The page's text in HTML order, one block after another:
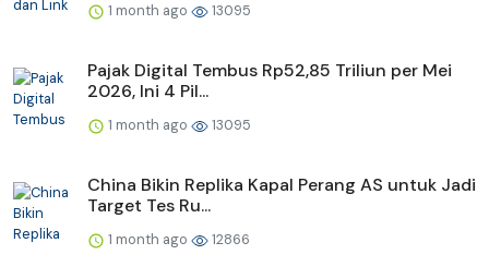
1 month ago 13095
Pajak Digital Tembus Rp52,85 Triliun per Mei
2026, Ini 4 Pil...
1 month ago 13095
China Bikin Replika Kapal Perang AS untuk Jadi
Target Tes Ru...
1 month ago 12866